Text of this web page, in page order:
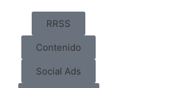
RRSS
Contenido
Social Ads